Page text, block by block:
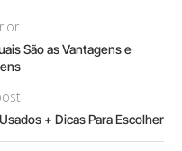
São as Vantagens e
+ Dicas Para Escolher